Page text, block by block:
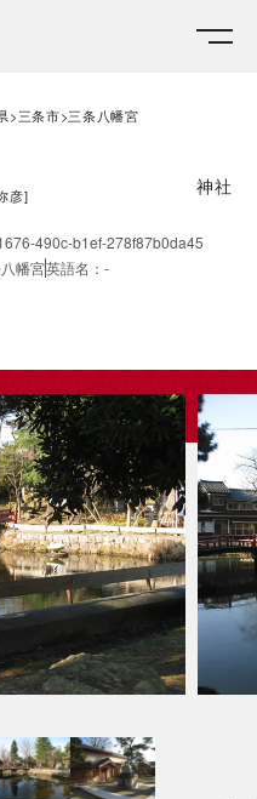
三条市 三条八幡宮
彦] 神社
490c-b1ef-278f87b0da45
幡宮英語名 ： -